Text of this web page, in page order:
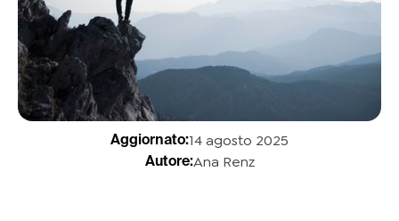
Aggiornato:14 agosto 2025
Autore:Ana Renz